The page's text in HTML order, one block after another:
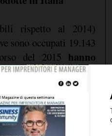
rispetto al 2014)
sono occupati 19.143
del 2015 hanno
quadrati(+3,4%),
milioni di metri
Italia si consolidano